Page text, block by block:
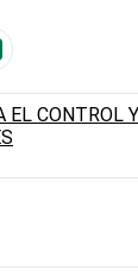
EL CONTROL